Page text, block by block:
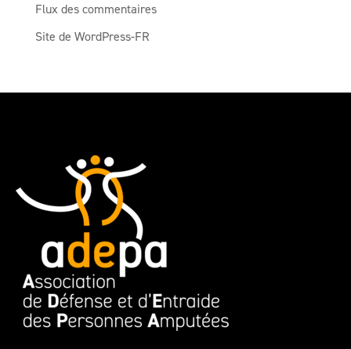
Flux des commentaires
Site de WordPress-FR